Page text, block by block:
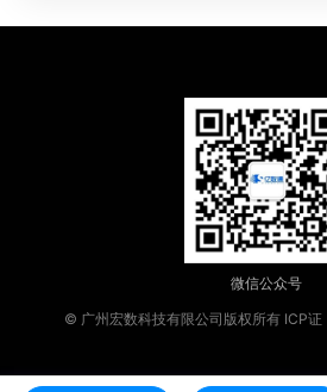
微信公众号
© 广州宏数科技有限公司版权所有 ICP